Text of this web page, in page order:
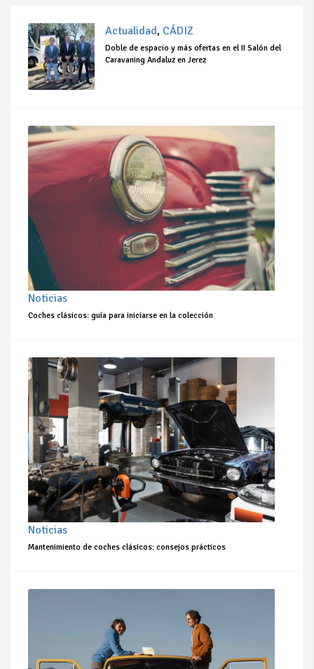
Actualidad, CÁDIZ
Doble de espacio y más ofertas en el II Salón del
Caravaning Andaluz en Jerez
Noticias
Coches clásicos: guía para iniciarse en la colección
Noticias
Mantenimiento de coches clásicos: consejos prácticos